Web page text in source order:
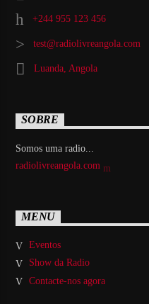
+244 955 123 456
test@radiolivreangola.com
Luanda, Angola
SOBRE
Somos uma radio...
radiolivreangola.com
MENU
Eventos
Show da Radio
Contacte-nos agora